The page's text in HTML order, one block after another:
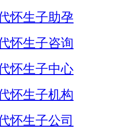
怀生子助孕
怀生子咨询
怀生子中心
怀生子机构
怀生子公司